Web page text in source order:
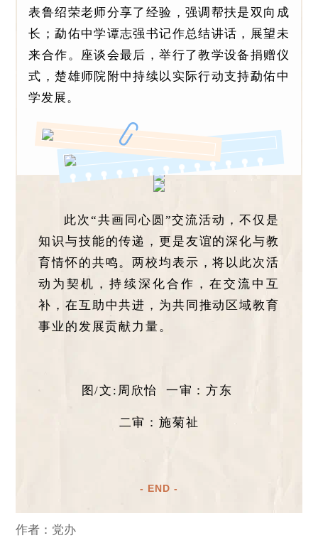
表鲁绍荣老师分享了经验，强调帮扶是双向成
长；勐佑中学谭志强书记作总结讲话，展望未
来合作。座谈会最后，举行了教学设备捐赠仪
式，楚雄师院附中持续以实际行动支持勐佑中
学发展。
此次“共画同心圆”交流活动，不仅是
知识与技能的传递，更是友谊的深化与教
育情怀的共鸣。两校均表示，将以此次活
动为契机，持续深化合作，在交流中互
补，在互助中共进，为共同推动区域教育
事业的发展贡献力量。
图/文:周欣怡 一审：方东
二审：施菊祉
- END -
作者：党办